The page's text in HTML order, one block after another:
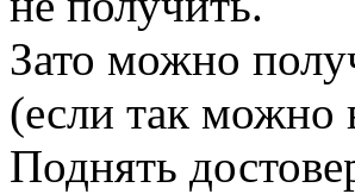
Зато можно
(если так можно
Поднять